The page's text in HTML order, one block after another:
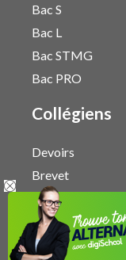
Bac S
Bac L
Bac STMG
Bac PRO
Collégiens
Devoirs
Brevet
Publicité sur le
Mentions légales -